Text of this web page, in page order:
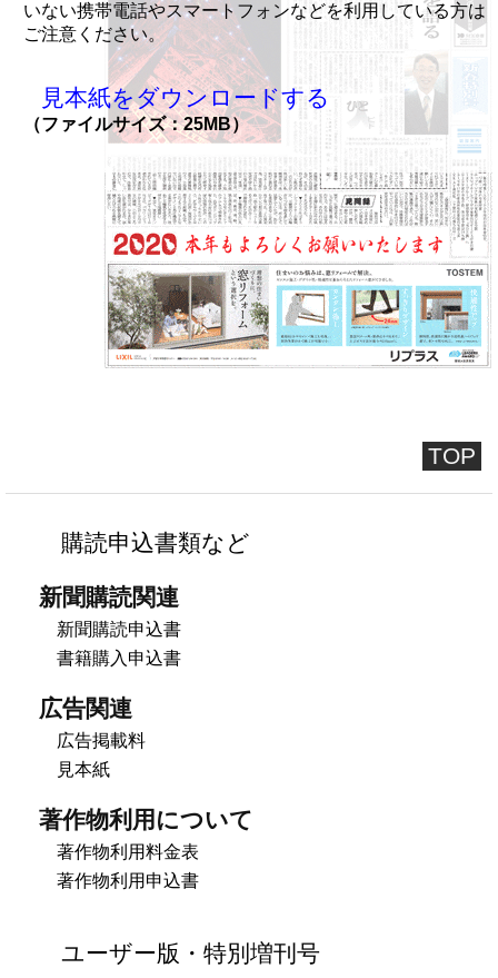
いない携帯電話やスマートフォンなどを利用している方は
ご注意ください。
見本紙をダウンロードする
（ファイルサイズ：25MB）
TOP
購読申込書類など
新聞購読関連
新聞購読申込書
書籍購入申込書
広告関連
広告掲載料
見本紙
著作物利用について
著作物利用料金表
著作物利用申込書
ユーザー版・特別増刊号